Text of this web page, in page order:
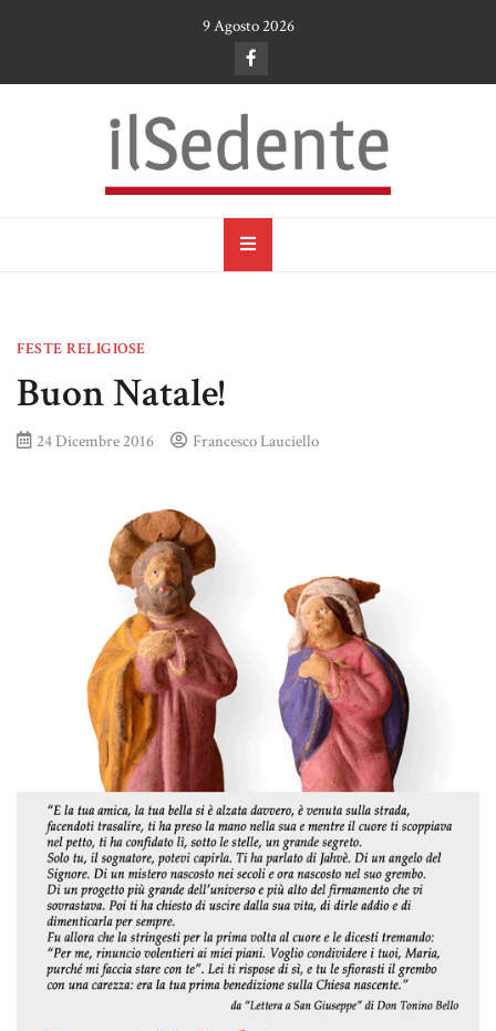
9 Agosto 2026
il Sedente
FESTE RELIGIOSE
Buon Natale!
24 Dicembre 2016 Francesco Lauciello